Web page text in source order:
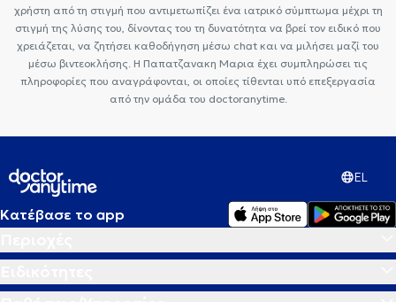
χρήστη από τη στιγμή που αντιμετωπίζει ένα ιατρικό σύμπτωμα μέχρι τη
στιγμή της λύσης του, δίνοντας του τη δυνατότητα να βρεί τον ειδικό που
χρειάζεται, να ζητήσει καθοδήγηση μέσω chat και να μιλήσει μαζί του
μέσω βιντεοκλήσης. Η Παπατζανακη Μαρια έχει συμπληρώσει τις
πληροφορίες που αναγράφονται, οι οποίες τίθενται υπό επεξεργασία
από την ομάδα του doctoranytime.
EL
Κατέβασε το app